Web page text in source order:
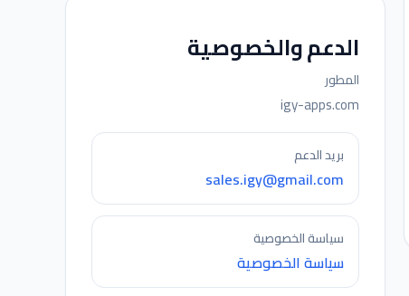
الدعم والخصوصية
المطور
igy-apps.com
بريد الدعم
sales.igy@gmail.com
سياسة الخصوصية
سياسة الخصوصية